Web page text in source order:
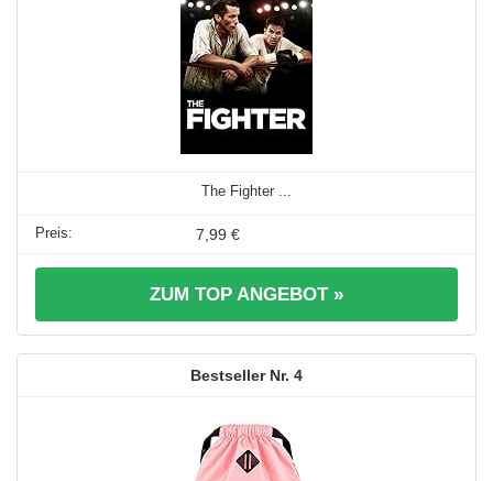
The Fighter ...
7,99 €
ZUM TOP ANGEBOT »
4